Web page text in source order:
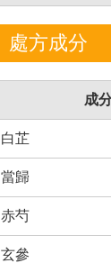
處方成分
成
白芷
當歸
赤芍
玄參